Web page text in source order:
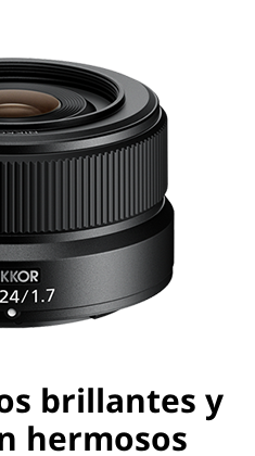
brillantes y
hermosos